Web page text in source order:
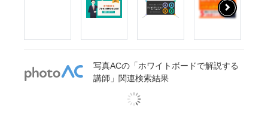
写真ACの「ホワイトボードで解説する
講師」関連検索結果